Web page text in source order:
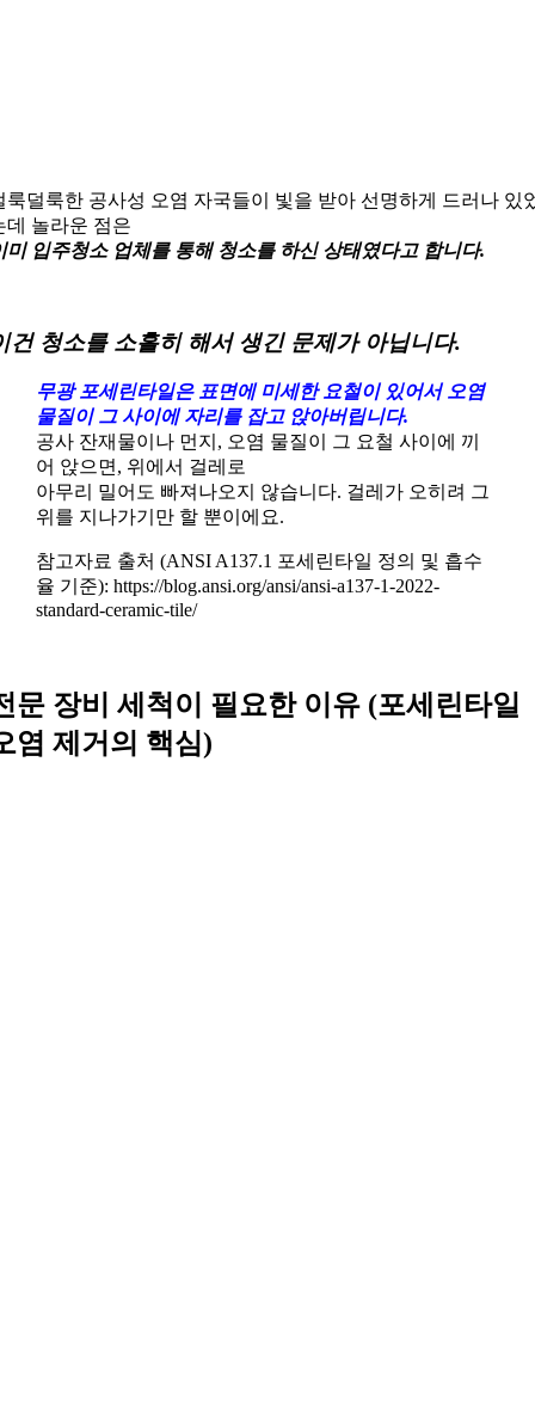
룩덜룩한 공사성 오염 자국들이 빛을 받아 선명하게 드러나 있
데 놀라운 점은
미 입주청소 업체를 통해 청소를 하신 상태였다고 합니다.
건 청소를 소홀히 해서 생긴 문제가 아닙니다.
무광 포세린타일은 표면에 미세한 요철이 있어서 오염
물질이 그 사이에 자리를 잡고 앉아버립니다.
공사 잔재물이나 먼지, 오염 물질이 그 요철 사이에 끼
어 앉으면, 위에서 걸레로
아무리 밀어도 빠져나오지 않습니다. 걸레가 오히려 그
위를 지나가기만 할 뿐이에요.
참고자료 출처 (ANSI A137.1 포세린타일 정의 및 흡수
율 기준): https://blog.ansi.org/ansi/ansi-a137-1-2022-
standard-ceramic-tile/
문 장비 세척이 필요한 이유 (포세린타일
염 제거의 핵심)